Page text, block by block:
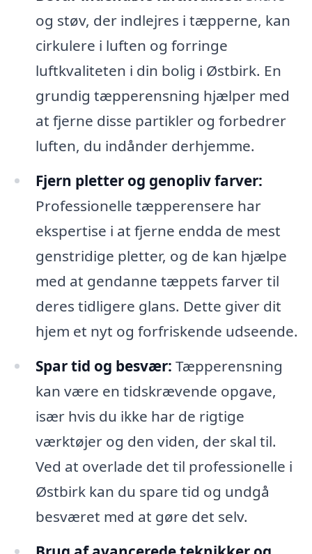
og støv, der indlejres i tæpperne, kan
cirkulere i luften og forringe
luftkvaliteten i din bolig i Østbirk. En
grundig tæpperensning hjælper med
at fjerne disse partikler og forbedrer
luften, du indånder derhjemme.
Fjern pletter og genopliv farver:
Professionelle tæpperensere har
ekspertise i at fjerne endda de mest
genstridige pletter, og de kan hjælpe
med at gendanne tæppets farver til
deres tidligere glans. Dette giver dit
hjem et nyt og forfriskende udseende.
Spar tid og besvær: Tæpperensning
kan være en tidskrævende opgave,
især hvis du ikke har de rigtige
værktøjer og den viden, der skal til.
Ved at overlade det til professionelle i
Østbirk kan du spare tid og undgå
besværet med at gøre det selv.